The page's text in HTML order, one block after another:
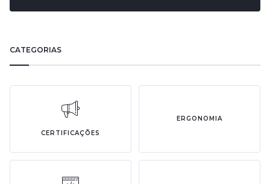
CATEGORIAS
CERTIFICAÇÕES
ERGONOMIA